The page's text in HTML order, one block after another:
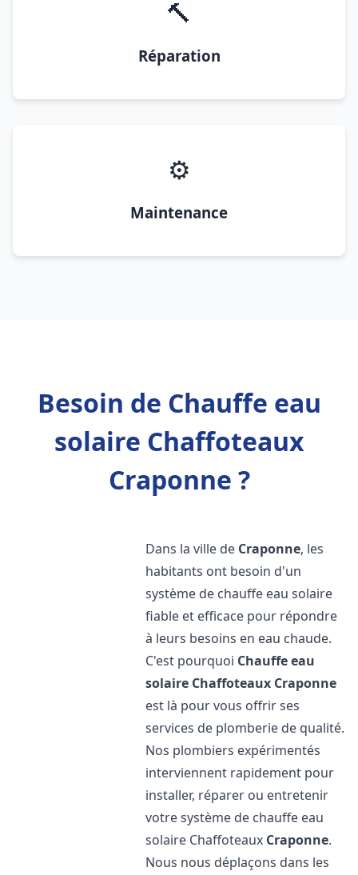
🔨
Réparation
⚙️
Maintenance
Besoin de Chauffe eau
solaire Chaffoteaux
Craponne ?
Dans la ville de Craponne, les
habitants ont besoin d'un
système de chauffe eau solaire
fiable et efficace pour répondre
à leurs besoins en eau chaude.
C'est pourquoi Chauffe eau
solaire Chaffoteaux Craponne
est là pour vous offrir ses
services de plomberie de qualité.
Nos plombiers expérimentés
interviennent rapidement pour
installer, réparer ou entretenir
votre système de chauffe eau
solaire Chaffoteaux Craponne.
Nous nous déplaçons dans les